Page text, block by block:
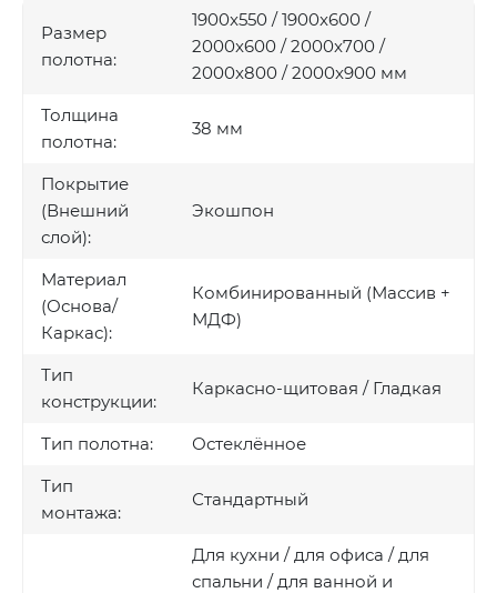
Размер
полотна:
1900x550 / 1900x600 /
2000x600 / 2000x700 /
2000x800 / 2000x900 мм
Толщина
полотна:
38 мм
Покрытие
(Внешний
слой):
Экошпон
Материал
(Основа/
Каркас):
Комбинированный (Массив +
МДФ)
Тип
конструкции:
Каркасно-щитовая / Гладкая
Тип полотна:
Остеклённое
Тип
монтажа:
Стандартный
Для кухни / для офиса / для
спальни / для ванной и